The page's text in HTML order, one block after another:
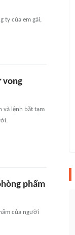
ty của em gái,
vong
và lệnh bắt tạm
phẩm
của người